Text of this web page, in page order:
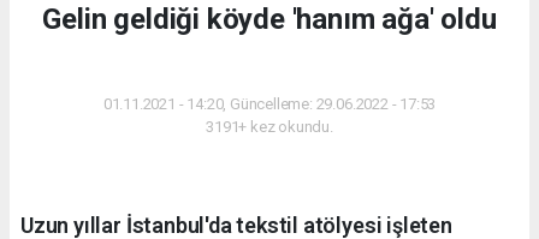
Gelin geldiği köyde 'hanım ağa' oldu
01.11.2021 - 14:20, Güncelleme: 29.06.2022 - 17:53
3191+ kez okundu.
Uzun yıllar İstanbul'da tekstil atölyesi işleten